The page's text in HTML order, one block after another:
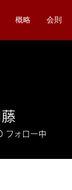
概略 会則
フォロー中